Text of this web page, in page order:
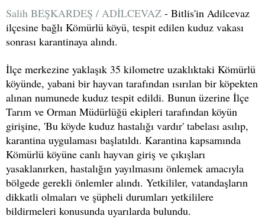
Salih BEŞKARDEŞ / ADİLCEVAZ - Bitlis'in Adilcevaz
ilçesine bağlı Kömürlü köyü, tespit edilen kuduz vakası
sonrası karantinaya alındı.
İlçe merkezine yaklaşık 35 kilometre uzaklıktaki Kömürlü
köyünde, yabani bir hayvan tarafından ısırılan bir köpekten
alınan numunede kuduz tespit edildi. Bunun üzerine İlçe
Tarım ve Orman Müdürlüğü ekipleri tarafından köyün
girişine, 'Bu köyde kuduz hastalığı vardır' tabelası asılıp,
karantina uygulaması başlatıldı. Karantina kapsamında
Kömürlü köyüne canlı hayvan giriş ve çıkışları
yasaklanırken, hastalığın yayılmasını önlemek amacıyla
bölgede gerekli önlemler alındı. Yetkililer, vatandaşların
dikkatli olmaları ve şüpheli durumları yetkililere
bildirmeleri konusunda uyarılarda bulundu.